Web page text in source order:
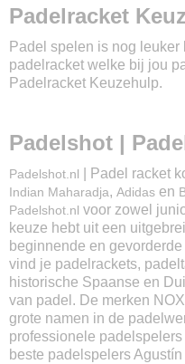
Padelracket
Padel spelen is nog
padelracket welke bij jou
Padelracket Keuzehulp.
Padelshot |
Padelshot.nl | Padel racket
Indian Maharadja, Adidas en
Padelshot.nl voor zowel
keuze hebt uit een
beginnende en
vind je padelrackets,
historische Spaanse en
van padel. De merken
grote namen in de
professionele
beste padelspelers